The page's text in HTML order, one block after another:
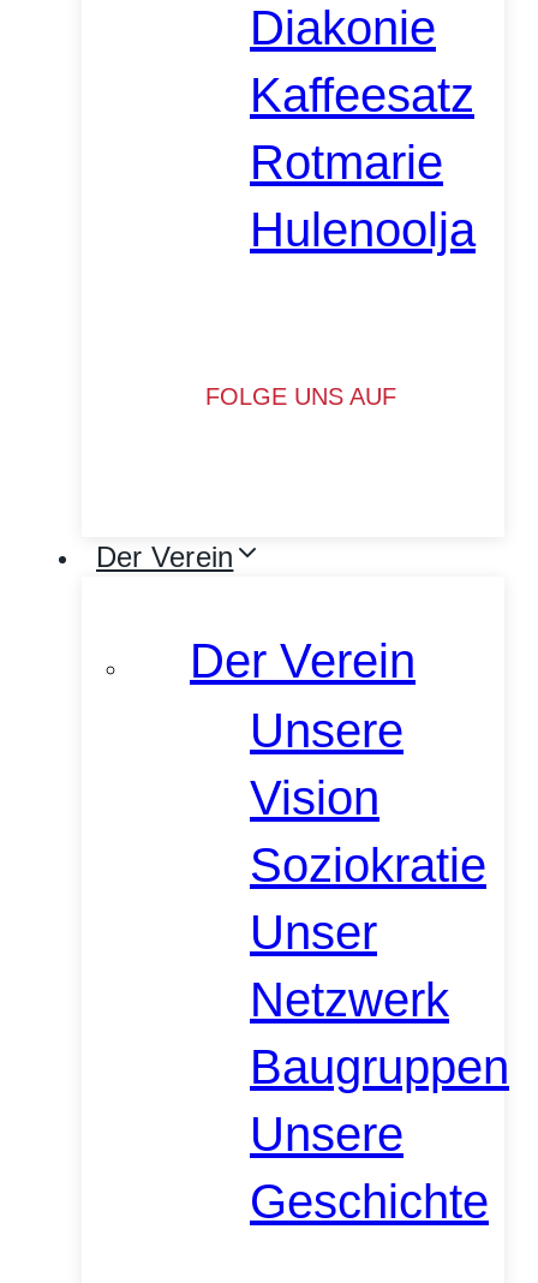
Diakonie
Kaffeesatz
Rotmarie
Hulenoolja
FOLGE UNS AUF
Der Verein
Der Verein
Unsere
Vision
Soziokratie
Unser
Netzwerk
Baugruppen
Unsere
Geschichte